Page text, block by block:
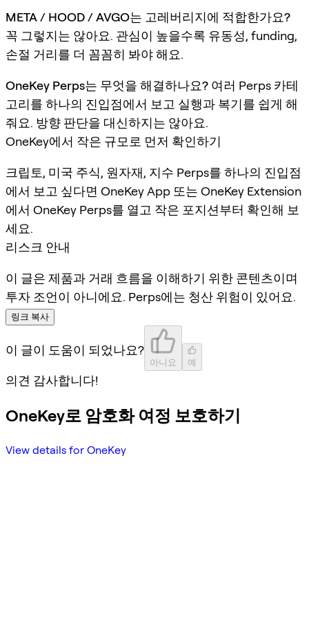
META / HOOD / AVGO는 고레버리지에 적합한가요?
꼭 그렇지는 않아요. 관심이 높을수록 유동성, funding,
손절 거리를 더 꼼꼼히 봐야 해요.
OneKey Perps는 무엇을 해결하나요? 여러 Perps 카테
고리를 하나의 진입점에서 보고 실행과 복기를 쉽게 해
줘요. 방향 판단을 대신하지는 않아요.
OneKey에서 작은 규모로 먼저 확인하기
크립토, 미국 주식, 원자재, 지수 Perps를 하나의 진입점
에서 보고 싶다면 OneKey App 또는 OneKey Extension
에서 OneKey Perps를 열고 작은 포지션부터 확인해 보
세요.
리스크 안내
이 글은 제품과 거래 흐름을 이해하기 위한 콘텐츠이며
투자 조언이 아니에요. Perps에는 청산 위험이 있어요.
링크 복사
이 글이 도움이 되었나요?
아니요 예
의견 감사합니다!
OneKey로 암호화 여정 보호하기
View details for OneKey